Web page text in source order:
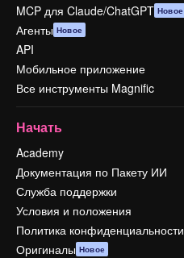
MCP для Claude/ChatGPT Новое
Агенты Новое
API
Мобильное приложение
Все инструменты Magnific
Начать
Academy
Документация по Пакету ИИ
Служба поддержки
Условия и положения
Политика конфиденциальности
Оригиналы Новое